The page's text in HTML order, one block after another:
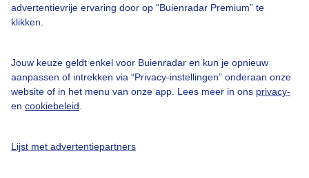
advertentievrije ervaring door op “Buienradar Premium” te
klikken.
Jouw keuze geldt enkel voor Buienradar en kun je opnieuw
aanpassen of intrekken via “Privacy-instellingen” onderaan onze
website of in het menu van onze app. Lees meer in ons privacy-
en cookiebeleid
Lijst met advertentiepartners
Buienradar Team
Cookie beleid
Privacy instellingen
Gratis weerdata